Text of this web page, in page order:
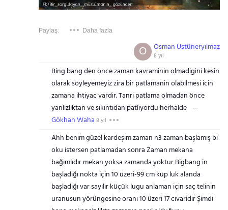
Paylaş: Daha fazla
Osman Üstüneryılmaz
8 yıl
O
Bing bang den önce zaman kavraminin olmadigini kesin
olarak söyleyemeyiz zira bir patlamanin olabilmesi icin
zamana ihtiyac vardir. Tanri patlama olmadan önce
yanlizliktan ve sikintidan patliyordu herhalde
Gökhan Waha 8 yıl
Ahh benim güzel kardeşim zaman n3 zaman başlamış bi
oku istersen patlamadan sonra Zaman mekana
bağımlıdır mekan yoksa zamanda yoktur Bigbang in
başladığı nokta için 10 üzeri-99 cm küp luk alanda
başladığı var sayılır küçük lugu anlaman için saç telinin
uranusun yörüngesine oranı 10 üzeri 17 civaridir Şimdi